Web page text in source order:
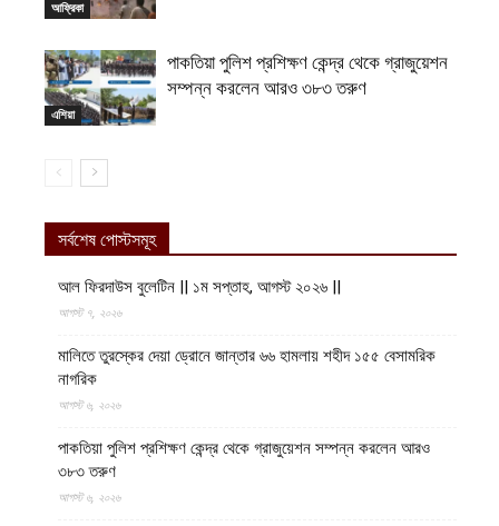
আফ্রিকা
এশিয়া
পাকতিয়া পুলিশ প্রশিক্ষণ কেন্দ্র থেকে গ্রাজুয়েশন
সম্পন্ন করলেন আরও ৩৮৩ তরুণ
সর্বশেষ পোস্টসমূহ
আল ফিরদাউস বুলেটিন || ১ম সপ্তাহ, আগস্ট ২০২৬ ||
আগস্ট ৭, ২০২৬
মালিতে তুরস্কের দেয়া ড্রোনে জান্তার ৬৬ হামলায় শহীদ ১৫৫ বেসামরিক
নাগরিক
আগস্ট ৬, ২০২৬
পাকতিয়া পুলিশ প্রশিক্ষণ কেন্দ্র থেকে গ্রাজুয়েশন সম্পন্ন করলেন আরও
৩৮৩ তরুণ
আগস্ট ৬, ২০২৬